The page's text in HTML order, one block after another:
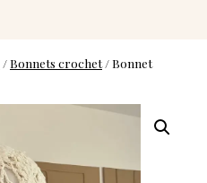
/Bonnets crochet /Bonnet